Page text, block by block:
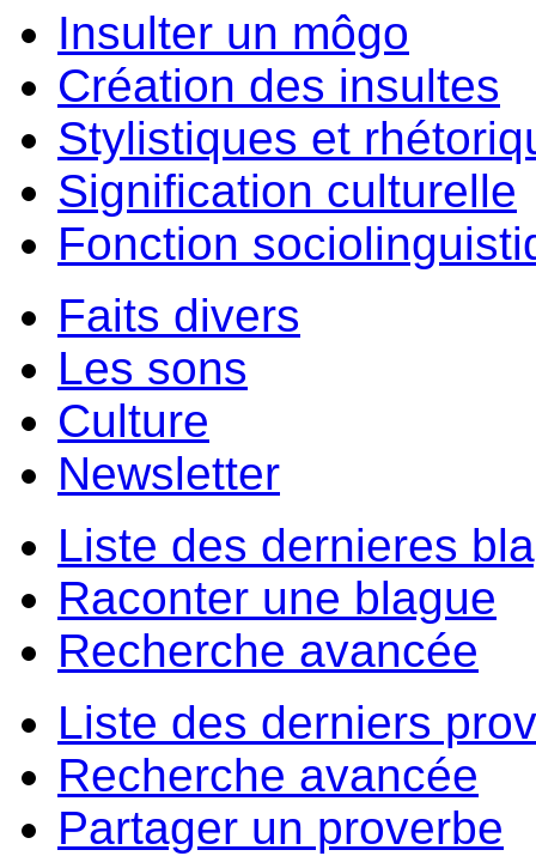
Insulter un môgo
Création des insultes
Stylistiques et
Signification culturelle
Fonction
Faits divers
Les sons
Culture
Newsletter
Liste des dernieres
Raconter une blague
Recherche avancée
Liste des derniers
Recherche avancée
Partager un proverbe